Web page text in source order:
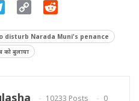
Telegram
Copy
disturb Narada Muni's penance
को बुलाया
10233 Posts
0